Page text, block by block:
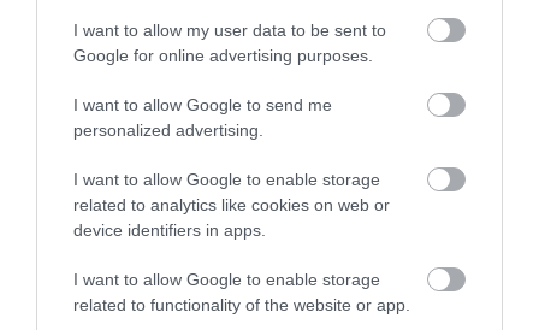
I want to allow my user data to be sent to
Google for online advertising purposes.
I want to allow Google to send me
personalized advertising.
I want to allow Google to enable storage
related to analytics like cookies on web or
device identifiers in apps.
I want to allow Google to enable storage
related to functionality of the website or app.
ZALAKAROS TURIZMUSA REKORDOT
DÖNTÖTT
A tavalyi évben jelentős növekedést mutatott
Zalakaros turizmusa, a vendégéjszakák száma közel 7
százalékkal emelkedett az előző évhez képest,
ugyanakkor a Zalakarosi Fürdő látogatószáma 4